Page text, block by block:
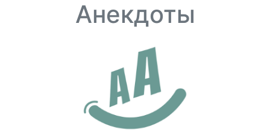
Анекдоты